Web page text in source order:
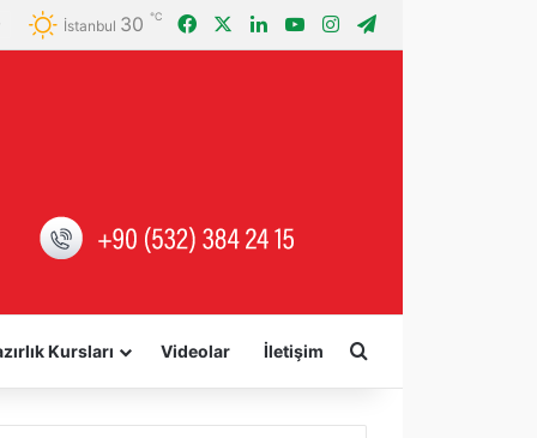
İstanbul 30 ℃ FacebookLinkedInYouTubeInstagram
Kursları Videolar İletişim